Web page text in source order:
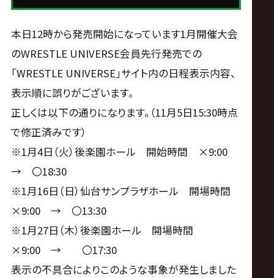
グ・
ノ
ア
公
式
サ
イ
ト
本日12時から発売開始になっています1月開催大会
のWRESTLE UNIVERSE会員先行発売での
「WRESTLE UNIVERSE」サイト内の日程表示内容、
表示順に誤りがございます。
正しくは以下の通りになります。（11月5日15:30時点
で修正済みです）
※1月4日（火）後楽園ホール 開始時間 ×9:00
→ 〇18:30
※1月16日（日）仙台サンプラザホール 開場時間
×9:00 → 〇13:30
※1月27日（木）後楽園ホール 開場時間
×9:00 → 〇17:30
表示の不具合によりこのような事象が発生しました